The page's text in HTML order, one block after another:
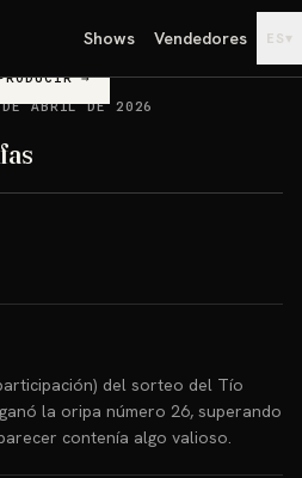
Shows Vendedores ES ▾
→
ABRIL DE 2026
del sorteo del Tío
la oripa número 26, superando
contenía algo valioso.